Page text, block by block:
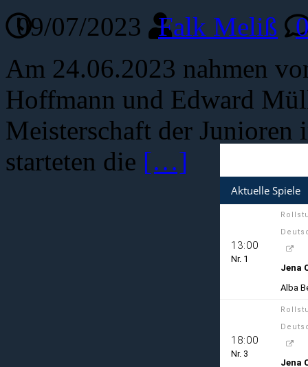
09/07/2023 Falk Meliß
Am 24.06.2023 nahmen
Hoffmann und Edward
Meisterschaft der Junioren
starteten die […]